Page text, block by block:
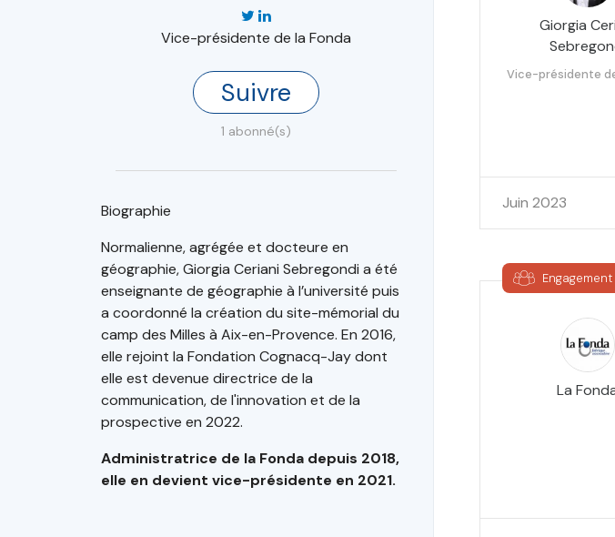
Vice-présidente de la Fonda
Suivre
1 abonné(s)
Biographie
Normalienne, agrégée et docteure en
géographie, Giorgia Ceriani Sebregondi a été
enseignante de géographie à l’université puis
a coordonné la création du site-mémorial du
camp des Milles à Aix-en-Provence. En 2016,
elle rejoint la Fondation Cognacq-Jay dont
elle est devenue directrice de la
communication, de l'innovation et de la
prospective en 2022.
Administratrice de la Fonda depuis 2018,
elle en devient vice-présidente en 2021.
Giorgia
Vice-présidente
Juin 2023
Engagement
La